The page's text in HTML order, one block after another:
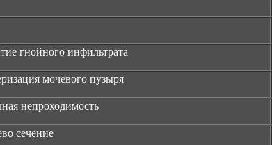
гнойного инфильтрата
мочевого пузыря
непроходимость
сечение